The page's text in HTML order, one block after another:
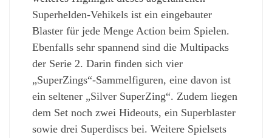
Superhelden-Vehikels ist ein eingebauter
Blaster für jede Menge Action beim Spielen.
Ebenfalls sehr spannend sind die Multipacks
der Serie 2. Darin finden sich vier
„SuperZings“-Sammelfiguren, eine davon ist
ein seltener „Silver SuperZing“. Zudem liegen
dem Set noch zwei Hideouts, ein Superblaster
sowie drei Superdiscs bei. Weitere Spielsets